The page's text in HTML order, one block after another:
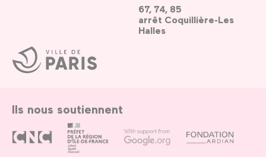
Ville
de
Paris
67, 74, 85
arrêt Coquillière-Les
Halles
Ils nous soutiennent